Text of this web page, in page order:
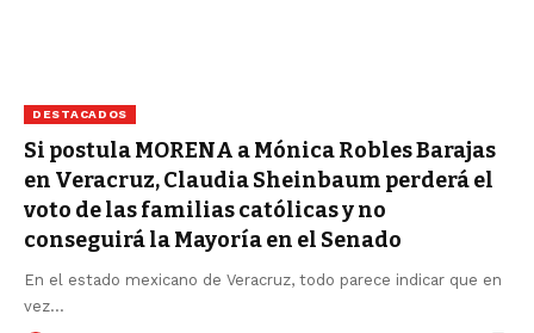
DESTACADOS
Si postula MORENA a Mónica Robles Barajas
en Veracruz, Claudia Sheinbaum perderá el
voto de las familias católicas y no
conseguirá la Mayoría en el Senado
En el estado mexicano de Veracruz, todo parece indicar que en
vez…